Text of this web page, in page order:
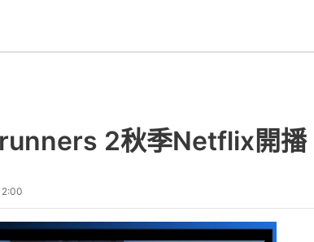
2秋季Netflix開播